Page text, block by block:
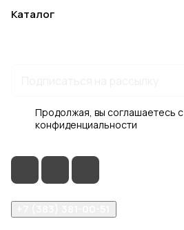
Каталог
Продолжая, вы соглашаетесь с
конфиденциальности